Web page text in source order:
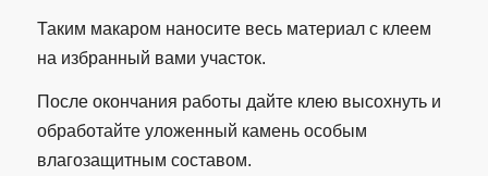
Таким макаром наносите весь материал с клеем
на избранный вами участок.
После окончания работы дайте клею высохнуть и
обработайте уложенный камень особым
влагозащитным составом.